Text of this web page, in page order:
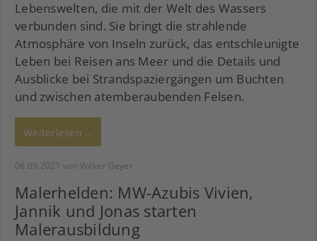
Lebenswelten, die mit der Welt des Wassers
verbunden sind. Sie bringt die strahlende
Atmosphäre von Inseln zurück, das entschleunigte
Leben bei Reisen ans Meer und die Details und
Ausblicke bei Strandspaziergängen um Buchten
und zwischen atemberaubenden Felsen.
Weiterlesen …
06.09.2021 von Volker Geyer
Malerhelden: MW-Azubis Vivien,
Jannik und Jonas starten
Malerausbildung